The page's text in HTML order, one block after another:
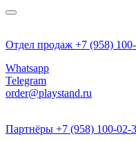
Отдел продаж +7 (958)
Whatsapp
Telegram
order@playstand.ru
Партнёры +7 (958) 100-02-